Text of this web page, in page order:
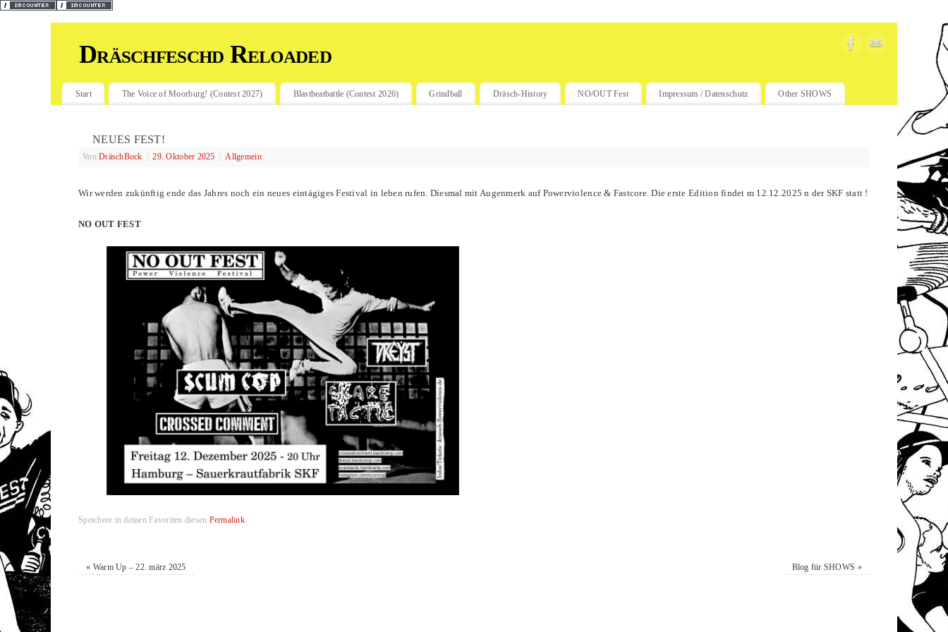
Dräschfeschd Reloaded
Start The Voice of Moorburg! (Contest 2027) Blastbeatbattle (Contest 2026) Grindball Dräsch-History NO/OUT Fest Impressum / Datenschutz Other SHOWS
NEUES FEST!
VonDräschBock 29. Oktober 2025 Allgemein
Wir werden zukünftig ende das Jahres noch ein neues eintägiges Festival in leben rufen. Diesmal mit Augenmerk auf Powerviolence & Fastcore. Die erste Edition findet m 12.12.2025 n der SKF statt !
NO OUT FEST
Speichere in deinen Favoriten diesen Permalink.
« Warm Up – 22. märz 2025 Blog für SHOWS »